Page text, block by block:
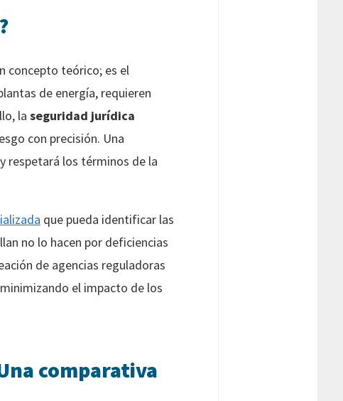
concepto teórico; es el
de energía, requieren
la seguridad jurídica
con precisión. Una
respetará los términos de la
que pueda identificar las
no lo hacen por deficiencias
de agencias reguladoras
el impacto de los
comparativa